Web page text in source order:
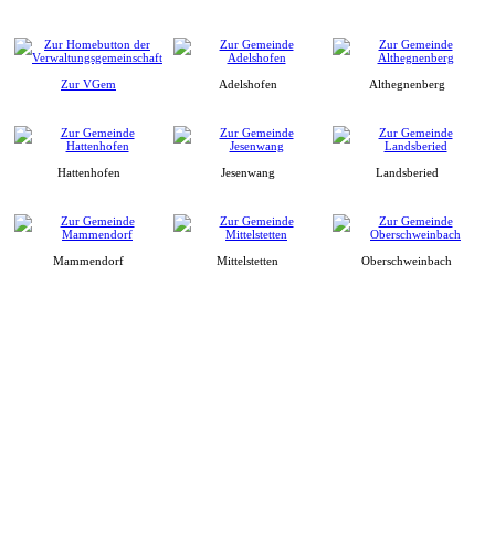
Zur VGem Adelshofen Althegnenberg
Hattenhofen Jesenwang Landsberied
Mammendorf Mittelstetten Oberschweinbach